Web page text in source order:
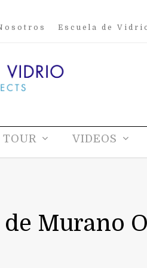
Escuela de
TOUR VIDEOS
Murano